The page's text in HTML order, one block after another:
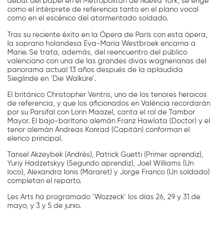
como el intérprete de referencia tanto en el plano vocal
como en el escénico del atormentado soldado.
Tras su reciente éxito en la Ópera de París con esta ópera,
la soprano holandesa Eva-Maria Westbroek encarna a
Marie. Se trata, además, del reencuentro del público
valenciano con una de las grandes divas wagnerianas del
panorama actual 13 años después de la aplaudida
Sieglinde en ‘Die Walküre’.
El británico Christopher Ventris, uno de los tenores heroicos
de referencia, y que los aficionados en València recordarán
por su Parsifal con Lorin Maazel, canta el rol de Tambor
Mayor. El bajo-barítono alemán Franz Hawlata (Doctor) y el
tenor alemán Andreas Konrad (Capitán) conforman el
elenco principal.
Tansel Akzeybek (Andrés), Patrick Guetti (Primer aprendiz),
Yuriy Hadzetskyy (Segundo aprendiz), Joel Williams (Un
loco), Alexandra Ionis (Mararet) y Jorge Franco (Un soldado)
completan el reparto.
Les Arts ha programado ‘Wozzeck’ los días 26, 29 y 31 de
mayo, y 3 y 5 de junio.